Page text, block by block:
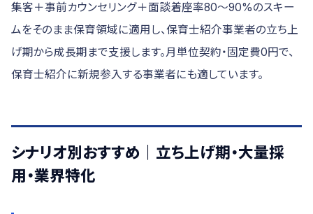
集客＋事前カウンセリング＋面談着座率80〜90%のスキー
ムをそのまま保育領域に適用し、保育士紹介事業者の立ち上
げ期から成長期まで支援します。月単位契約・固定費0円で、
保育士紹介に新規参入する事業者にも適しています。
シナリオ別おすすめ｜立ち上げ期・大量採
用・業界特化